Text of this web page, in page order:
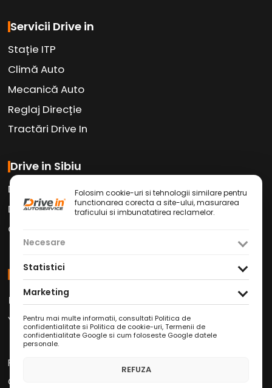
Servicii Drive in
Stație ITP
Climă Auto
Mecanică Auto
Reglaj Direcție
Tractări Drive In
Drive in Sibiu
Drive in Car Wash
Drive in Cafe
Contact
Social Media
Facebook Instagram
Youtube/WhatsApp/LinkedIn
Politica de Confidențialitate
Condiții Service Auto
Folosim cookie-uri si tehnologii similare pentru
functionarea corecta a site-ului, masurarea
traficului si imbunatatirea reclamelor.
Necesare
Statistici
Marketing
Pentru mai multe informatii, consultati Politica de
confidentialitate si Politica de cookie-uri,Termenii de
confidentialitate Google si cum foloseste Google datele
personale.
REFUZA